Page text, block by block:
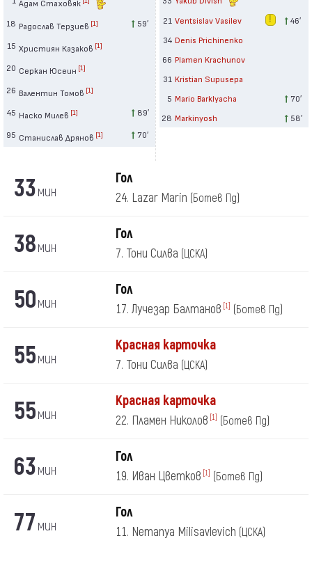
Адам Стаховяк
18 Радослав Терзиев [1] 59′
15 Християн Казаков [1]
20 Серкан Юсеин [1]
26 Валентин Томов [1]
45 Наско Милев [1] 89′
95 Станислав Дрянов [1] 70′
21 Ventsislav Vasilev
46′
34 Denis Prichinenko
66 Plamen Krachunov
31 Kristian Supusepa
5 Mario Barklyacha
70′
28 Markinyosh 58′
33мин
Гол
24. Lazar Marin (Ботев Пд)
38мин
Гол
7. Тони Силва (ЦСКА)
50мин
Гол
17. Лучезар Балтанов [1] (Ботев Пд)
55мин
Красная карточка
7. Тони Силва (ЦСКА)
55мин
Красная карточка
22. Пламен Николов [1] (Ботев Пд)
63мин
Гол
19. Иван Цветков [1] (Ботев Пд)
77 мин
Гол
11. Nemanya Milisavlevich (ЦСКА)